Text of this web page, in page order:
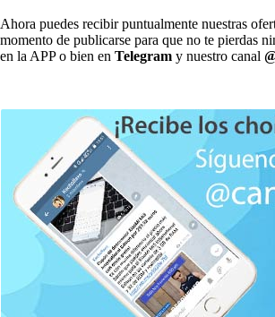
Ahora puedes recibir puntualmente nuestras
momento de publicarse para que no te pierdas
en la APP o bien en Telegram y nuestro canal